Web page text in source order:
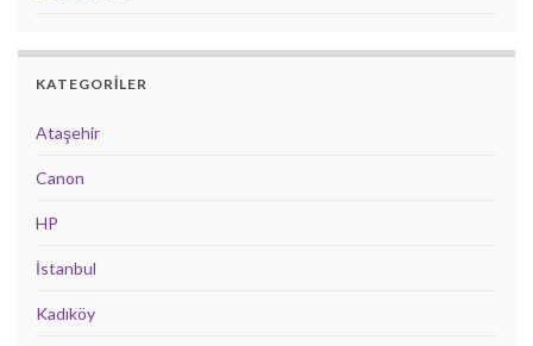
KATEGORILER
Ataşehir
Canon
HP
İstanbul
Kadıköy